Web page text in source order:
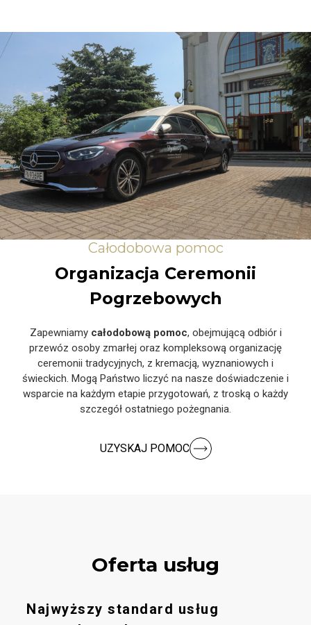
Całodobowa pomoc
Organizacja Ceremonii
Pogrzebowych
Zapewniamy całodobową pomoc, obejmującą odbiór i
przewóz osoby zmarłej oraz kompleksową organizację
ceremonii tradycyjnych, z kremacją, wyznaniowych i
świeckich. Mogą Państwo liczyć na nasze doświadczenie i
wsparcie na każdym etapie przygotowań, z troską o każdy
szczegół ostatniego pożegnania.
UZYSKAJ POMOC
Oferta usług
Najwyższy standard usług